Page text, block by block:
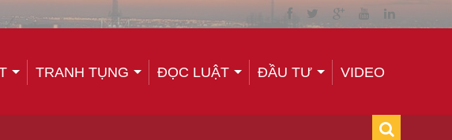
TRANH TỤNG ĐỌC LUẬT ĐẦU TƯ VIDEO